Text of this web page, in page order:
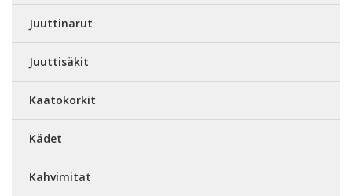
Juuttinarut
Juuttisäkit
Kaatokorkit
Kädet
Kahvimitat